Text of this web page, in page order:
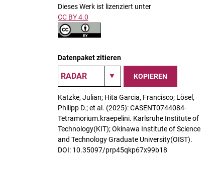
Dieses Werk ist lizenziert unter
CC BY 4.0
Datenpaket zitieren
KOPIEREN
Katzke, Julian; Hita Garcia, Francisco; Lösel,
Philipp D.; et al. (2025): CASENT0744084-
Tetramorium.kraepelini. Karlsruhe Institute of
Technology(KIT); Okinawa Institute of Science
and Technology Graduate University(OIST).
DOI: 10.35097/prp45qkp67x99b18